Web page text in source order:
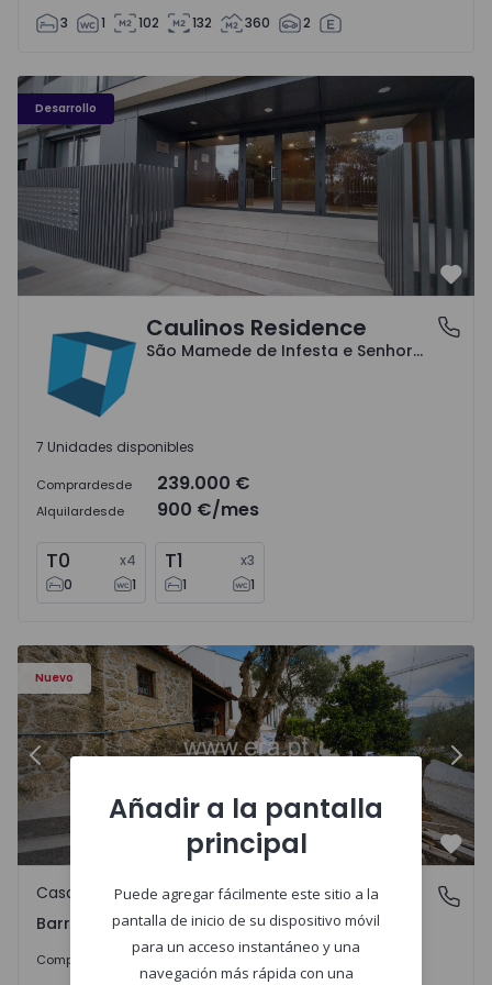
3 1 102 132 360 2
Desarrollo
Caulinos Residence - 1
São Mamede de Infesta e Senhora da Hora, Porto
Caulinos Residence
São Mamede de Infesta e Senhora da Hora, Porto
7 Unidades disponibles
Comprardesde 239.000 €
Alquilardesde 900 €/mes
T0 x4
0
1
T1 x3
1
1
Nuevo
- 9
Casa T2 Viana do Castelo, Barroselas e Carvoeiro -
Anterior
Barroselas e Carvoeiro, Viana do Castelo
Casa
Barroselas e Carvoeiro, Viana do Castelo
Comprar 285.000 €
Añadir a la pantalla
principal
Puede agregar fácilmente este sitio a la
pantalla de inicio de su dispositivo móvil
para un acceso instantáneo y una
navegación más rápida con una